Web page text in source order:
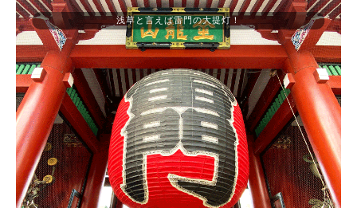
浅草と言えば雷門の大提灯！